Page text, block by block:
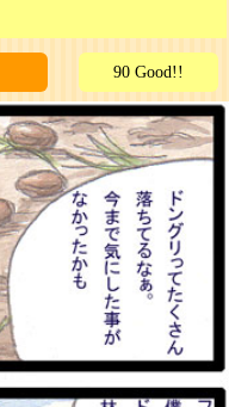
90 Good!!